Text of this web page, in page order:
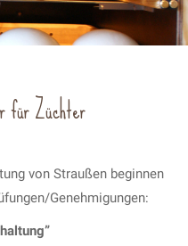
für Züchter
von Straußen beginnen
Genehmigungen: